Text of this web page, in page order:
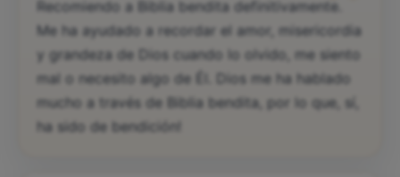
Recomiendo a Biblia bendita definitivamente.
Me ha ayudado a recordar el amor, misericordia
y grandeza de Dios cuando lo olvido, me siento
mal o necesito algo de Él. Dios me ha hablado
mucho a través de Biblia bendita, por lo que, sí,
ha sido de bendición!